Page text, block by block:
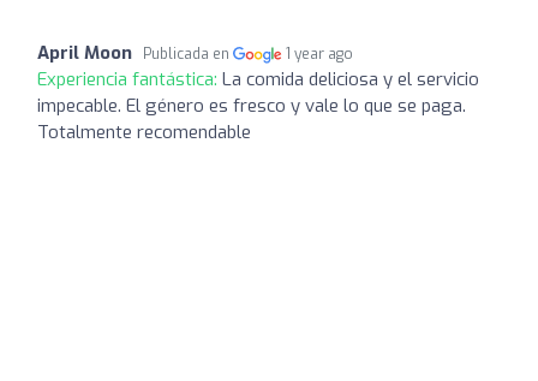
April Moon Publicada en 1 year ago
Experiencia fantástica: La comida deliciosa y el servicio
impecable. El género es fresco y vale lo que se paga.
Totalmente recomendable